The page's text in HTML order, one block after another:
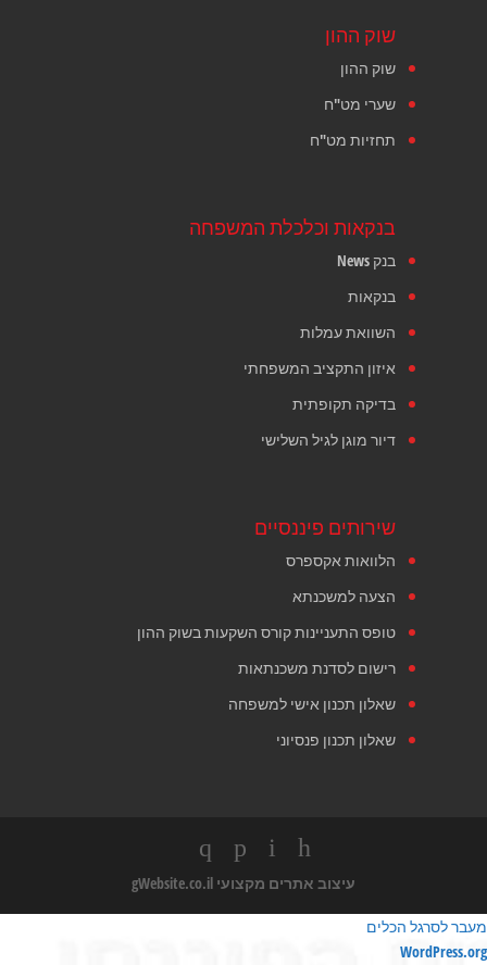
שוק ההון
שוק ההון
שערי מט"ח
תחזיות מט"ח
בנקאות וכלכלת המשפחה
בנק News
בנקאות
השוואת עמלות
איזון התקציב המשפחתי
בדיקה תקופתית
דיור מוגן לגיל השלישי
שירותים פיננסיים
הלוואות אקספרס
הצעה למשכנתא
טופס התעניינות קורס השקעות בשוק ההון
רישום לסדנת משכנתאות
שאלון תכנון אישי למשפחה
שאלון תכנון פנסיוני
עיצוב אתרים מקצועי
מעבר לסרגל הכלים
אודות
WordPress.org